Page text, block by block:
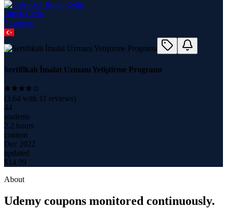
Burcu Çetin
7 courses
Sertifikalı İmalat Uzmanı Yetiştirme Programı
(3.64 with 11 reviews)
44
students
2.2 hours
content
Dec 2022
updated
$14.99
About
Udemy coupons monitored continuously.